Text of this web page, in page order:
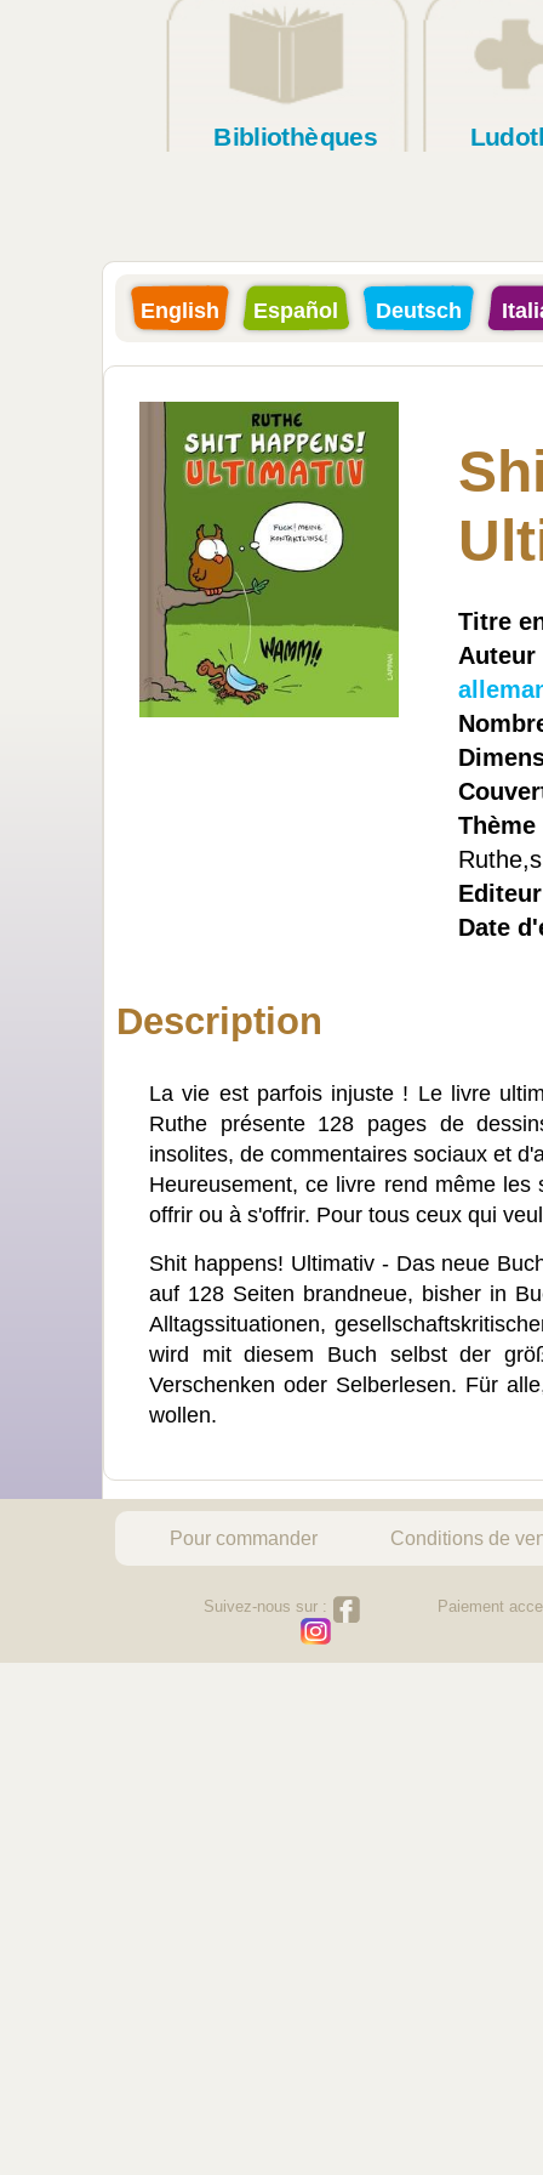
Bibliothèques
English Español Deutsch
Titre
Thème
Date
Description
La vie est parfois injuste ! Le livre
Ruthe présente 128 pages de
insolites, de commentaires sociaux et
Heureusement, ce livre rend même
offrir ou à s'offrir. Pour tous ceux qui
Shit happens! Ultimativ - Das neue
auf 128 Seiten brandneue, bisher in
Alltagssituationen,
wird mit diesem Buch selbst der
Verschenken oder Selberlesen. Für
wollen.
Pour commander Conditions de
Suivez-nous sur : Paiement